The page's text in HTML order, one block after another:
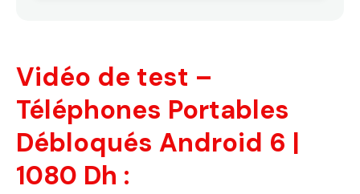
Vidéo de test –
Téléphones Portables
Débloqués Android 6 |
1080 Dh :